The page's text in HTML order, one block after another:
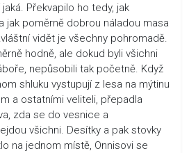
Překvapilo ho tedy, jak
jak poměrně dobrou náladou masa
vidět je všechny pohromadě.
hodně, ale dokud byli všichni
nepůsobili tak početně. Když
shluku vystupují z lesa na mýtinu
a ostatními veliteli, přepadla
zda se do vesnice a
všichni. Desítky a pak stovky
na jednom místě, Onnisovi se